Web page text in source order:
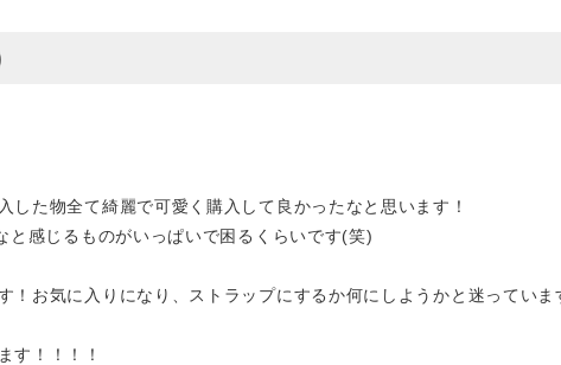
た物全て綺麗で可愛く購入して良かったなと思います！
感じるものがいっぱいで困るくらいです(笑)
お気に入りになり、ストラップにするか何にしようかと迷っていま
す！！！！